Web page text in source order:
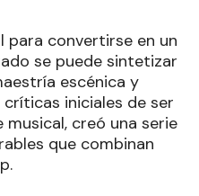
para convertirse en un
se puede sintetizar
escénica y
iniciales de ser
musical, creó una serie
que combinan